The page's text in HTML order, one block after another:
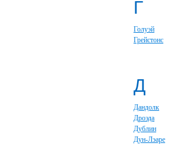
Г
Голуэй
Грейстонс
Д
Дандолк
Дроэда
Дублин
Дун-Лэаре